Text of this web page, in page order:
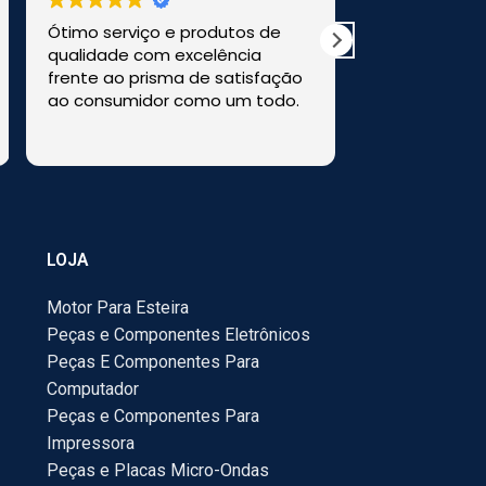
Ótimo serviço e produtos de
qualidade com excelência
frente ao prisma de satisfação
ao consumidor como um todo.
LOJA
Motor Para Esteira
Peças e Componentes Eletrônicos
Peças E Componentes Para
Computador
Peças e Componentes Para
Impressora
Peças e Placas Micro-Ondas